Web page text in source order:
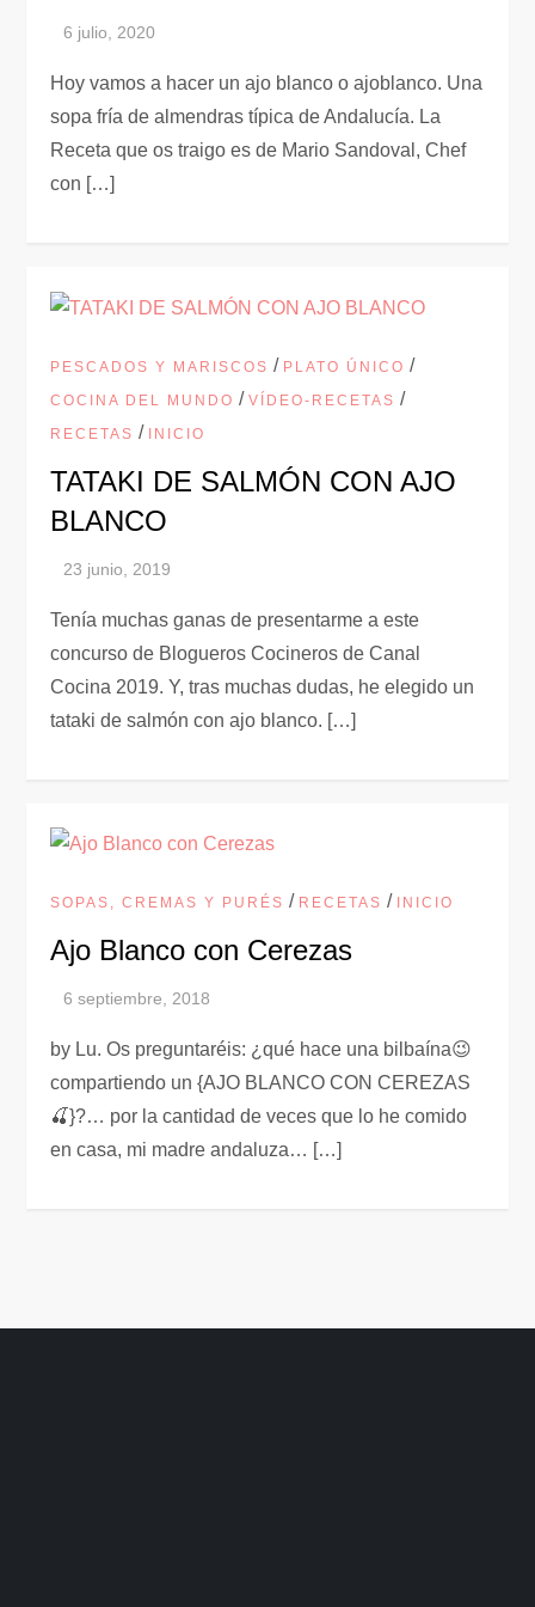
Hoy vamos a hacer un ajo blanco o ajoblanco. Una
sopa fría de almendras típica de Andalucía. La
Receta que os traigo es de Mario Sandoval, Chef
con […]
PESCADOS Y MARISCOS / PLATO ÚNICO /
COCINA DEL MUNDO /VÍDEO-RECETAS /
RECETAS / INICIO
TATAKI DE SALMÓN CON AJO
BLANCO
Tenía muchas ganas de presentarme a este
concurso de Blogueros Cocineros de Canal
Cocina 2019. Y, tras muchas dudas, he elegido un
tataki de salmón con ajo blanco. […]
SOPAS, CREMAS Y PURÉS / RECETAS / INICIO
Ajo Blanco con Cerezas
by Lu. Os preguntaréis: ¿qué hace una bilbaína😉
compartiendo un {AJO BLANCO CON CEREZAS
🍒}?… por la cantidad de veces que lo he comido
en casa, mi madre andaluza… […]